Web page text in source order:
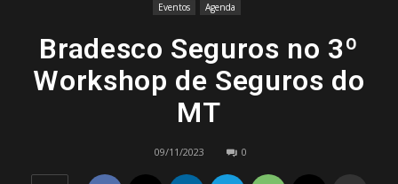
Eventos Agenda
Bradesco Seguros no 3º
Workshop de Seguros do
MT
09/11/2023 0